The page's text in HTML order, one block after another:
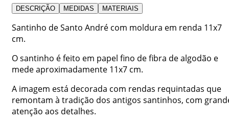
DESCRIÇÃO MEDIDAS MATERIAIS
Santinho de Santo André com moldura em renda 11x7
cm.
O santinho é feito em papel fino de fibra de algodão e
mede aproximadamente 11x7 cm.
A imagem está decorada com rendas requintadas que
remontam à tradição dos antigos santinhos, com
atenção aos detalhes.